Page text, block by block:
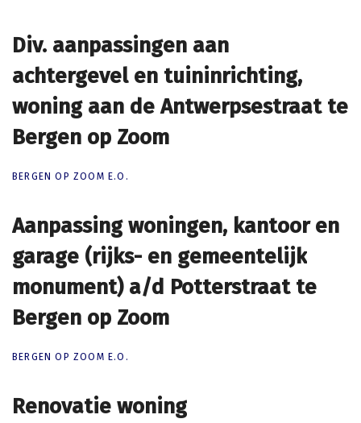
Div. aanpassingen aan
achtergevel en tuininrichting,
woning aan de Antwerpsestraat te
Bergen op Zoom
Div. aanpassingen aan
achtergevel en tuininrichting,
woning aan de Antwerpsestraat te
Bergen op Zoom
BERGEN OP ZOOM E.O.
Aanpassing woningen, kantoor en
garage (rijks- en gemeentelijk
monument) a/d Potterstraat te
Bergen op Zoom
Aanpassing woningen, kantoor en
garage (rijks- en gemeentelijk
monument) a/d Potterstraat te
Bergen op Zoom
BERGEN OP ZOOM E.O.
Renovatie woning
Renovatie woning